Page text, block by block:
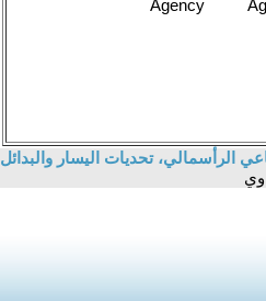
الرأسمالي، تحديات اليسار